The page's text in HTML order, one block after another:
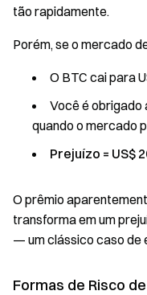
tão rapidamente.
Porém, se o mercado
O BTC cai para
Você é obrigado
quando o mercado
Prejuízo = US$
O prêmio
transforma em um
— um clássico caso de
Formas de Risco